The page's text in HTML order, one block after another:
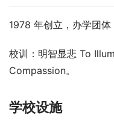
1978 年创立，办学团
校训：明智显悲 To
Compassion。
学校设施